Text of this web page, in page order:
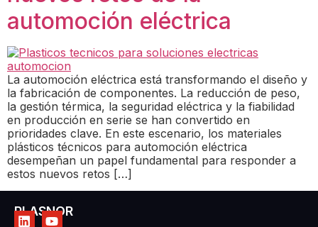
automoción eléctrica
La automoción eléctrica está transformando el diseño y
la fabricación de componentes. La reducción de peso,
la gestión térmica, la seguridad eléctrica y la fiabilidad
en producción en serie se han convertido en
prioridades clave. En este escenario, los materiales
plásticos técnicos para automoción eléctrica
desempeñan un papel fundamental para responder a
estos nuevos retos […]
PLASNOR